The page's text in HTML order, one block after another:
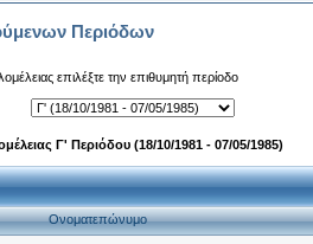
Περιόδων
επιλέξτε την επιθυμητή περίοδο
Γ' Περιόδου (18/10/1981 - 07/05/1985)
Ονοματεπώνυμο